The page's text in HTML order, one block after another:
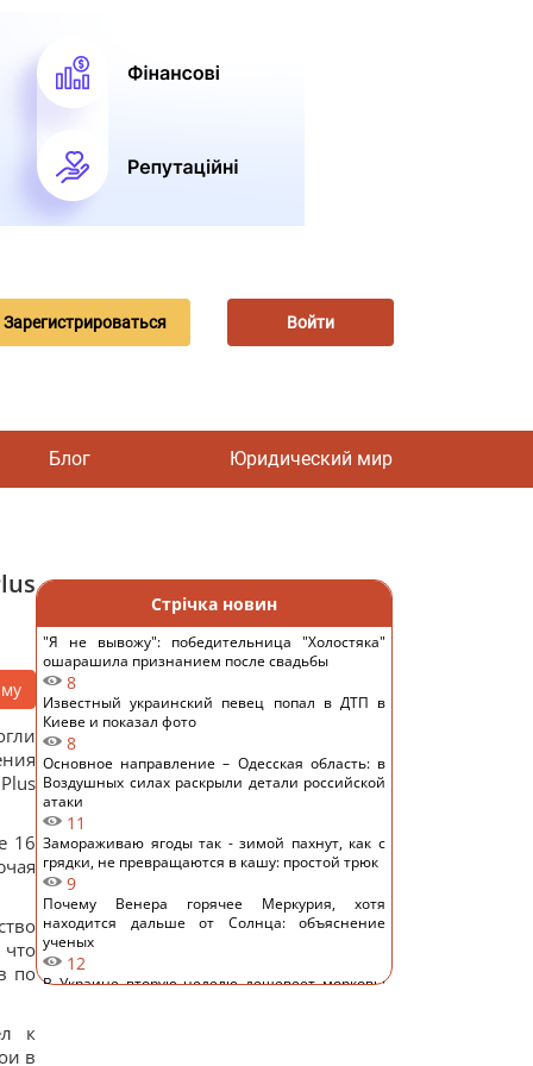
Зарегистрироваться Войти
Блог Юридический мир
16
по
к
в
Стрічка новин
"Я не вывожу": победительница "Холостяка"
ошарашила признанием после свадьбы
8
Известный украинский певец попал в ДТП в
Киеве и показал фото
8
Основное направление – Одесская область: в
Воздушных силах раскрыли детали российской
атаки
11
Замораживаю ягоды так - зимой пахнут, как с
грядки, не превращаются в кашу: простой трюк
9
Почему Венера горячее Меркурия, хотя
находится дальше от Солнца: объяснение
ученых
12
В Украине вторую неделю дешевеет морковь: